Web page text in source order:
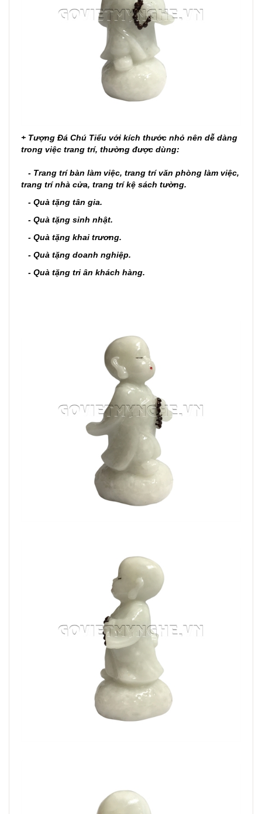
+ Tượng Đá Chú Tiểu với kích thước nhỏ nên dễ dàng
trong việc trang trí, thường được dùng:
- Trang trí bàn làm việc, trang trí văn phòng làm việc,
trang trí nhà cửa, trang trí kệ sách tường.
- Quà tặng tân gia.
- Quà tặng sinh nhật.
- Quà tặng khai trương.
- Quà tặng doanh nghiệp.
- Quà tặng tri ân khách hàng.